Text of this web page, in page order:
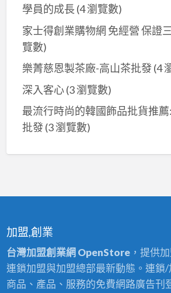
學員的成長 (4 瀏覽數)
家士得創業購物網 免經營 保證
覽數)
樂菁慈恩製茶廠-高山茶批發(4
深入客心(3 瀏覽數)
最流行時尚的韓國飾品批貨推
批發(3 瀏覽數)
加盟,創業
台灣加盟創業網 OpenStore，提供
連鎖加盟與加盟總部最新動態。連鎖
商品、產品、服務的免費網路廣告刊